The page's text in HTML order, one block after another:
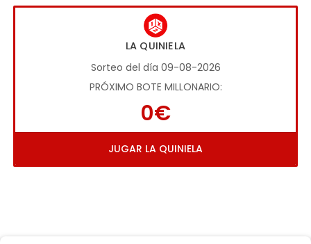
LA QUINIELA
Sorteo del día 09-08-2026
PRÓXIMO BOTE MILLONARIO:
0€
JUGAR LA QUINIELA